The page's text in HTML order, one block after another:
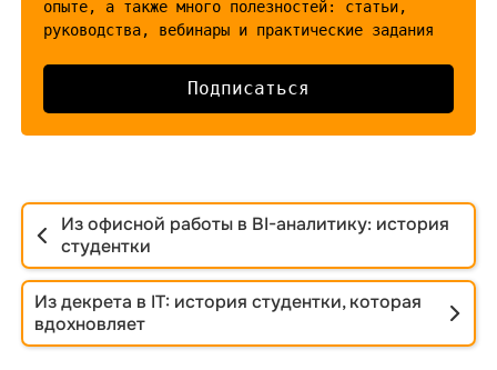
опыте, а также много полезностей: статьи,
Подписаться
Из офисной работы в BI-аналитику: история
студентки
Из декрета в IT: история студентки, которая
вдохновляет